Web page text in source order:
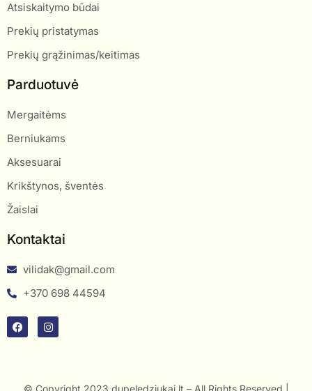
Atsiskaitymo būdai
Prekių pristatymas
Prekių grąžinimas/keitimas
Parduotuvė
Mergaitėms
Berniukams
Aksesuarai
Krikštynos, šventės
Žaislai
Kontaktai
vilidak@gmail.com
+370 698 44594
© Copyright 2023 dupeledziukai.lt – All Rights Reserved |